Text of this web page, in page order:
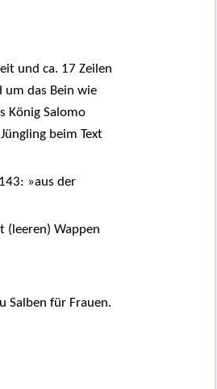
und ca. 17 Zeilen
um das Bein wie
König Salomo
beim Text
»aus der
(leeren) Wappen
Salben für Frauen.